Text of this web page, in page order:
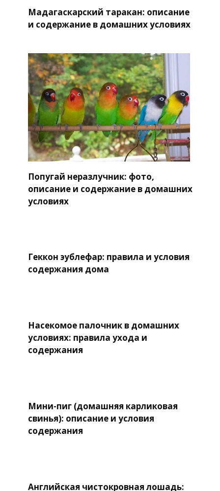
Мадагаскарский таракан: описание
и содержание в домашних условиях
Попугай неразлучник: фото,
описание и содержание в домашних
условиях
Геккон эублефар: правила и условия
содержания дома
Насекомое палочник в домашних
условиях: правила ухода и
содержания
Мини-пиг (домашняя карликовая
свинья): описание и условия
содержания
Английская чистокровная лошадь: